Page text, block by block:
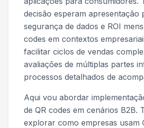
decisão esperam apresentação
segurança de dados e ROI
codes em contextos
facilitar ciclos de vendas
avaliações de múltiplas partes
processos detalhados de
Aqui vou abordar
de QR codes em cenários B2B.
explorar como empresas usam